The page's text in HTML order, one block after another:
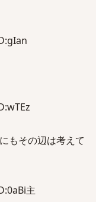
もその辺は考えて
主